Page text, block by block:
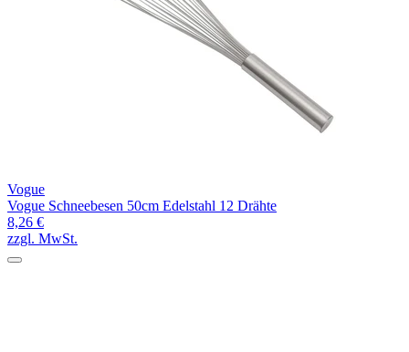
Vogue
Vogue Schneebesen 50cm Edelstahl 12 Drähte
8,26 €
zzgl. MwSt.